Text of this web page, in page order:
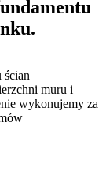
ścian
muru i
wykonujemy za